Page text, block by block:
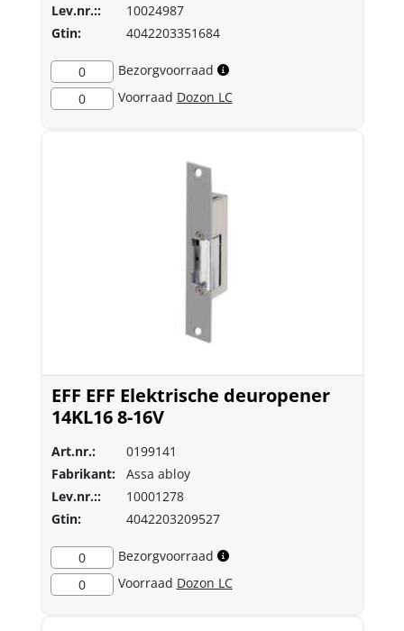
Lev.nr.::
10024987
Gtin:
4042203351684
0
Bezorgvoorraad
0
Voorraad Dozon LC
EFF EFF Elektrische deuropener
14KL16 8-16V
Art.nr.:
0199141
Fabrikant:
Assa abloy
Lev.nr.::
10001278
Gtin:
4042203209527
0
Bezorgvoorraad
0
Voorraad Dozon LC